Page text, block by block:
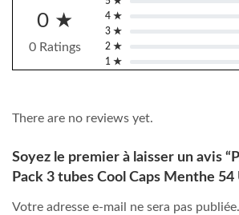
0 ★
0 Ratings
4 ★
3 ★
2 ★
1 ★
There are no reviews yet.
Soyez le premier à laisser un avis
Pack 3 tubes Cool Caps Menthe 54
Votre adresse e-mail ne sera pas publiée.